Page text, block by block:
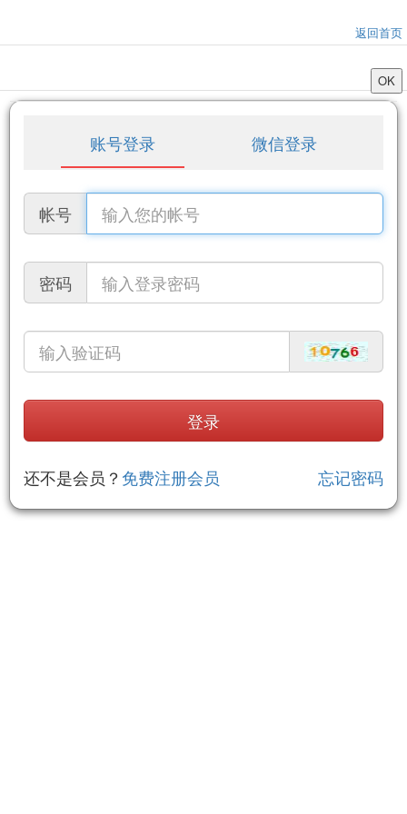
返回首页
账号登录 微信登录
帐号
密码
还不是会员？ 免费注册会员 忘记密码